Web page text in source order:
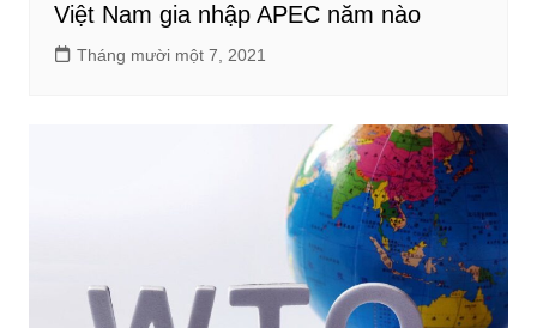
Việt Nam gia nhập APEC năm nào
Tháng mười một 7, 2021